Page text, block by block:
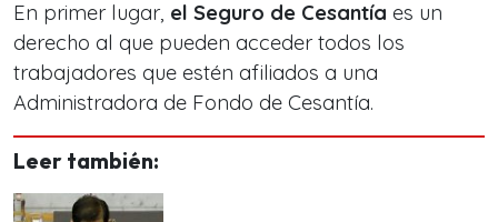
En primer lugar, el Seguro de Cesantía es un
derecho al que pueden acceder todos los
trabajadores que estén afiliados a una
Administradora de Fondo de Cesantía.
Leer también: